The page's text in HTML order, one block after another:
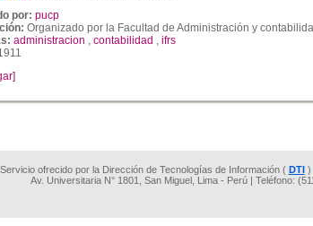
por: pucp
Organizado por la Facultad de Administración y
administracion , contabilidad , ifrs
Servicio ofrecido por la Dirección de Tecnologías de Información ( DTI)
Av. Universitaria N° 1801, San Miguel, Lima - Perú | Teléfono: